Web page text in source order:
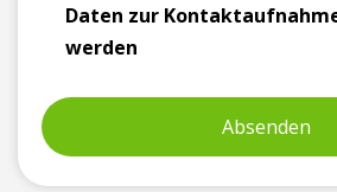
Daten zur
werden